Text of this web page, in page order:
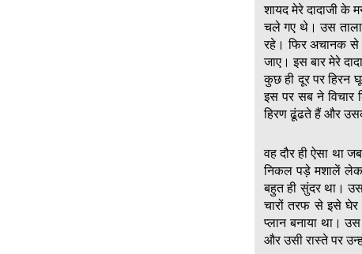
शायद मेरे दादाजी के
चले गए थे। उस
रहे। फिर अचानक से
जाए। इस बार मेरे
कुछ ही दूर पर हिरन
इस पर सब ने विचार
हिरण ढूंढते हैं और
वह दौर ही ऐसा था
निकल पड़े मशालें
बहुत ही सुंदर था।
चारों तरफ से इसे
प्लान बनाया था।
और उसी रास्ते पर